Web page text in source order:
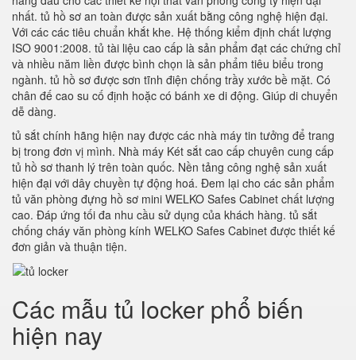
nhất. tủ hồ sơ an toàn được sản xuất bằng công nghệ hiện đại.
Với các các tiêu chuẩn khắt khe. Hệ thống kiểm định chất lượng
ISO 9001:2008. tủ tài liệu cao cấp là sản phẩm đạt các chứng chỉ
và nhiều năm liền được bình chọn là sản phẩm tiêu biểu trong
ngành. tủ hồ sơ được sơn tĩnh điện chống trầy xước bề mặt. Có
chân đế cao su cố định hoặc có bánh xe di động. Giúp di chuyển
dễ dàng.
tủ sắt chính hãng hiện nay được các nhà máy tin tưởng để trang
bị trong đơn vị mình. Nhà máy Két sắt cao cấp chuyên cung cấp
tủ hồ sơ thanh lý trên toàn quốc. Nền tảng công nghệ sản xuất
hiện đại với dây chuyền tự động hoá. Đem lại cho các sản phẩm
tủ văn phòng đựng hồ sơ mini WELKO Safes Cabinet chất lượng
cao. Đáp ứng tối đa nhu cầu sử dụng của khách hàng. tủ sắt
chống cháy văn phòng kính WELKO Safes Cabinet được thiết kế
đơn giản và thuận tiện.
Các mẫu tủ locker phổ biến
hiện nay